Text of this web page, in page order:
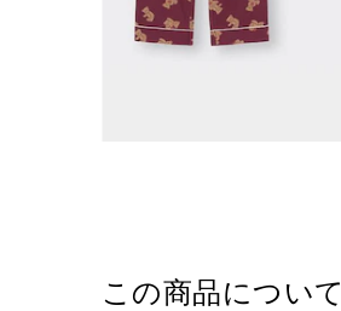
この商品について